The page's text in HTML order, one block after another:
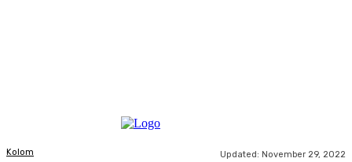
Kolom Updated: November 29, 2022